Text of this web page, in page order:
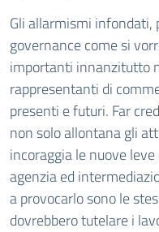
Gli allarmismi infondati,
governance come si
importanti innanzitutto
rappresentanti di
presenti e futuri. Far
non solo allontana gli
incoraggia le nuove
agenzia ed
a provocarlo sono le
dovrebbero tutelare i